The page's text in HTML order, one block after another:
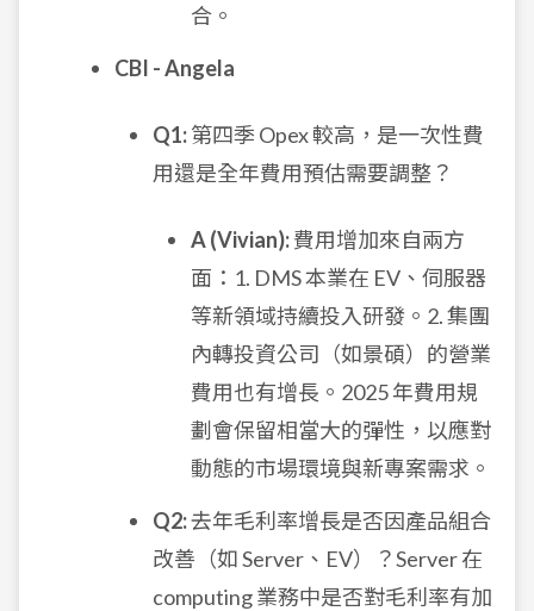
合。
CBI - Angela
Q1:第四季 Opex 較高，是一次性費
用還是全年費用預估需要調整？
A (Vivian):費用增加來自兩方
面：1. DMS 本業在 EV、伺服器
等新領域持續投入研發。2. 集團
內轉投資公司（如景碩）的營業
費用也有增長。2025 年費用規
劃會保留相當大的彈性，以應對
動態的市場環境與新專案需求。
Q2:去年毛利率增長是否因產品組合
改善（如 Server、EV）？Server 在
computing 業務中是否對毛利率有加